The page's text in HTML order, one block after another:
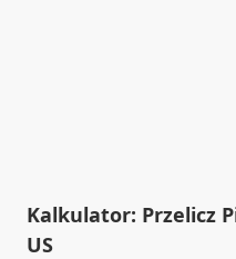
Kalkulator: Przelicz
US